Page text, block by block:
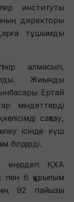
институты
директоры
тұшымды
алмасып,
Жиынды
Ертай
міндеттерді
сақтау,
ісінде күш
білдірді.
өңірдегі ҚХА
пен 6 құрылым
92 пайызы